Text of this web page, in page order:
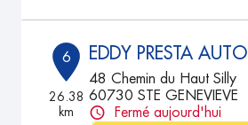
6
26.38
km
EDDY PRESTA AUTO
48 Chemin du Haut Silly
60730 STE GENEVIEVE
Fermé aujourd'hui